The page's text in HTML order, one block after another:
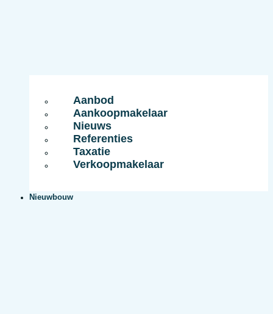
Aanbod
Aankoopmakelaar
Nieuws
Referenties
Taxatie
Verkoopmakelaar
Nieuwbouw